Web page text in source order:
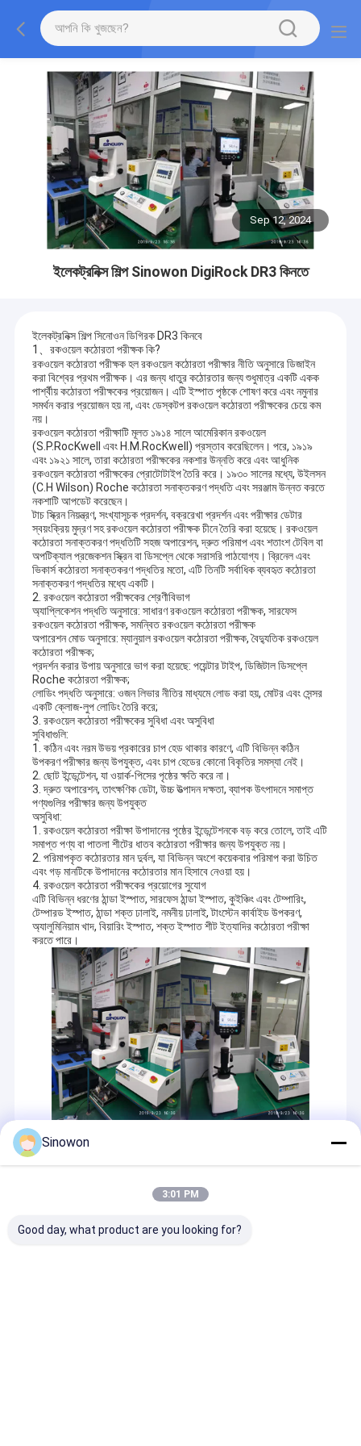
Sep 12, 2024
ইলেকট্রনিক্স শিল্প Sinowon DigiRock DR3 কিনতে
ইলেকট্রনিক্স শিল্প সিনোওন ডিগিরক DR3 কিনবে
1、রকওয়েল কঠোরতা পরীক্ষক কি?
রকওয়েল কঠোরতা পরীক্ষক হল রকওয়েল কঠোরতা পরীক্ষার নীতি অনুসারে ডিজাইন
করা বিশ্বের প্রথম পরীক্ষক। এর জন্য ধাতুর কঠোরতার জন্য শুধুমাত্র একটি একক
পার্শ্বীয় কঠোরতা পরীক্ষকের প্রয়োজন। এটি ইস্পাত পৃষ্ঠকে শোষণ করে এবং নমুনার
সমর্থন করার প্রয়োজন হয় না, এবং ডেস্কটপ রকওয়েল কঠোরতা পরীক্ষকের চেয়ে কম
নয়।
রকওয়েল কঠোরতা পরীক্ষাটি মূলত ১৯১৪ সালে আমেরিকান রকওয়েল
(S.P.RocKwell এবং H.M.RocKwell) প্রস্তাব করেছিলেন। পরে, ১৯১৯
এবং ১৯২১ সালে, তারা কঠোরতা পরীক্ষকের নকশার উন্নতি করে এবং আধুনিক
রকওয়েল কঠোরতা পরীক্ষকের প্রোটোটাইপ তৈরি করে। ১৯৩০ সালের মধ্যে, উইলসন
(C.H Wilson) Roche কঠোরতা সনাক্তকরণ পদ্ধতি এবং সরঞ্জাম উন্নত করতে
নকশাটি আপডেট করেছেন।
টাচ স্ক্রিন নিয়ন্ত্রণ, সংখ্যাসূচক প্রদর্শন, বক্ররেখা প্রদর্শন এবং পরীক্ষার ডেটার
স্বয়ংক্রিয় মুদ্রণ সহ রকওয়েল কঠোরতা পরীক্ষক চীনে তৈরি করা হয়েছে। রকওয়েল
কঠোরতা সনাক্তকরণ পদ্ধতিটি সহজ অপারেশন, দ্রুত পরিমাপ এবং শতাংশ টেবিল বা
অপটিক্যাল প্রজেকশন স্ক্রিন বা ডিসপ্লে থেকে সরাসরি পাঠযোগ্য। ব্রিনেল এবং
ভিকার্স কঠোরতা সনাক্তকরণ পদ্ধতির মতো, এটি তিনটি সর্বাধিক ব্যবহৃত কঠোরতা
সনাক্তকরণ পদ্ধতির মধ্যে একটি।
2. রকওয়েল কঠোরতা পরীক্ষকের শ্রেণীবিভাগ
অ্যাপ্লিকেশন পদ্ধতি অনুসারে: সাধারণ রকওয়েল কঠোরতা পরীক্ষক, সারফেস
রকওয়েল কঠোরতা পরীক্ষক, সমন্বিত রকওয়েল কঠোরতা পরীক্ষক
অপারেশন মোড অনুসারে: ম্যানুয়াল রকওয়েল কঠোরতা পরীক্ষক, বৈদ্যুতিক রকওয়েল
কঠোরতা পরীক্ষক;
প্রদর্শন করার উপায় অনুসারে ভাগ করা হয়েছে: পয়েন্টার টাইপ, ডিজিটাল ডিসপ্লে
Roche কঠোরতা পরীক্ষক;
লোডিং পদ্ধতি অনুসারে: ওজন লিভার নীতির মাধ্যমে লোড করা হয়, মোটর এবং সেন্সর
একটি ক্লোজ-লুপ লোডিং তৈরি করে;
3. রকওয়েল কঠোরতা পরীক্ষকের সুবিধা এবং অসুবিধা
সুবিধাগুলি:
1. কঠিন এবং নরম উভয় প্রকারের চাপ হেড থাকার কারণে, এটি বিভিন্ন কঠিন
উপকরণ পরীক্ষার জন্য উপযুক্ত, এবং চাপ হেডের কোনো বিকৃতির সমস্যা নেই।
2. ছোট ইন্ডেন্টেশন, যা ওয়ার্ক-পিসের পৃষ্ঠের ক্ষতি করে না।
3. দ্রুত অপারেশন, তাৎক্ষণিক ডেটা, উচ্চ উত্পাদন দক্ষতা, ব্যাপক উৎপাদনে সমাপ্ত
পণ্যগুলির পরীক্ষার জন্য উপযুক্ত
অসুবিধা:
1. রকওয়েল কঠোরতা পরীক্ষা উপাদানের পৃষ্ঠের ইন্ডেন্টেশনকে বড় করে তোলে, তাই এটি
সমাপ্ত পণ্য বা পাতলা শীটের ধাতব কঠোরতা পরীক্ষার জন্য উপযুক্ত নয়।
2. পরিমাপকৃত কঠোরতার মান দুর্বল, যা বিভিন্ন অংশে কয়েকবার পরিমাপ করা উচিত
এবং গড় মানটিকে উপাদানের কঠোরতার মান হিসাবে নেওয়া হয়।
4. রকওয়েল কঠোরতা পরীক্ষকের প্রয়োগের সুযোগ
এটি বিভিন্ন ধরণের ঠান্ডা ইস্পাত, সারফেস ঠান্ডা ইস্পাত, কুইঞ্চিং এবং টেম্পারিং,
টেম্পারড ইস্পাত, ঠান্ডা শক্ত ঢালাই, নমনীয় ঢালাই, টাংস্টেন কার্বাইড উপকরণ,
অ্যালুমিনিয়াম খাদ, বিয়ারিং ইস্পাত, শক্ত ইস্পাত শীট ইত্যাদির কঠোরতা পরীক্ষা
করতে পারে।
Recommended Products
Sinowon
3:01 PM
Good day, what product are you looking for?